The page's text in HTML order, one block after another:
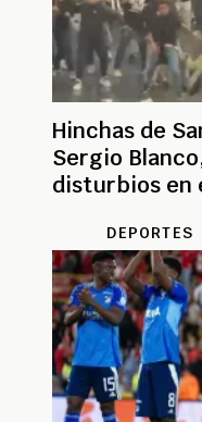
Hinchas de
Sergio
disturbios en
DEPORTES